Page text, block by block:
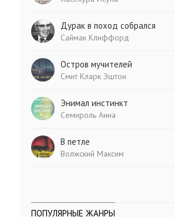
Дурак в поход собрался
Саймак Клиффорд
Остров мучителей
Смит Кларк Эштон
Энимал инстинкт
Семироль Анна
В петле
Волжский Максим
ПОПУЛЯРНЫЕ ЖАНРЫ